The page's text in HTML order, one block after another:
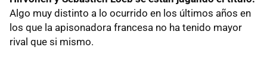
Algo muy distinto a lo ocurrido en los últimos años en
los que la apisonadora francesa no ha tenido mayor
rival que si mismo.